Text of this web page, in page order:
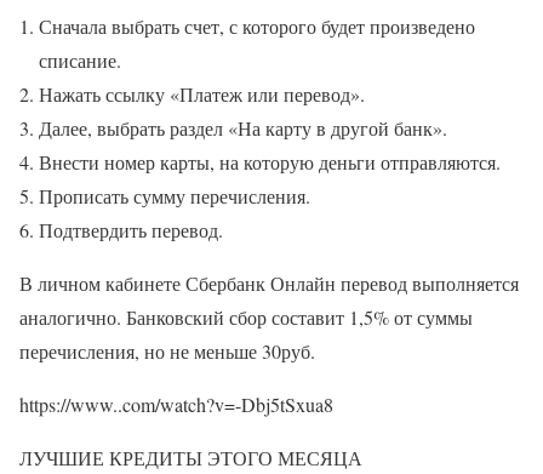
Сначала выбрать счет, с которого будет произведено
списание.
Нажать ссылку «Платеж или перевод».
Далее, выбрать раздел «На карту в другой банк».
Внести номер карты, на которую деньги отправляются.
Прописать сумму перечисления.
Подтвердить перевод.
В личном кабинете Сбербанк Онлайн перевод выполняется
аналогично. Банковский сбор составит 1,5% от суммы
перечисления, но не меньше 30руб.
https://www..com/watch?v=-Dbj5tSxua8
ЛУЧШИЕ КРЕДИТЫ ЭТОГО МЕСЯЦА